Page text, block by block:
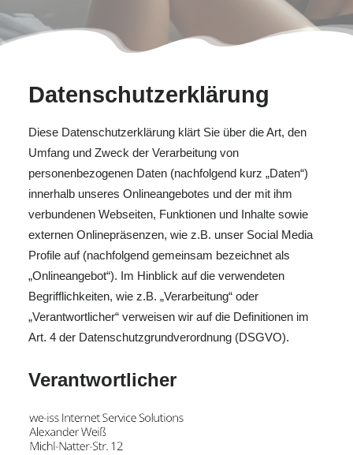
Datenschutzerklärung
Diese Datenschutzerklärung klärt Sie über die Art, den
Umfang und Zweck der Verarbeitung von
personenbezogenen Daten (nachfolgend kurz „Daten“)
innerhalb unseres Onlineangebotes und der mit ihm
verbundenen Webseiten, Funktionen und Inhalte sowie
externen Onlinepräsenzen, wie z.B. unser Social Media
Profile auf (nachfolgend gemeinsam bezeichnet als
„Onlineangebot“). Im Hinblick auf die verwendeten
Begrifflichkeiten, wie z.B. „Verarbeitung“ oder
„Verantwortlicher“ verweisen wir auf die Definitionen im
Art. 4 der Datenschutzgrundverordnung (DSGVO).
Verantwortlicher